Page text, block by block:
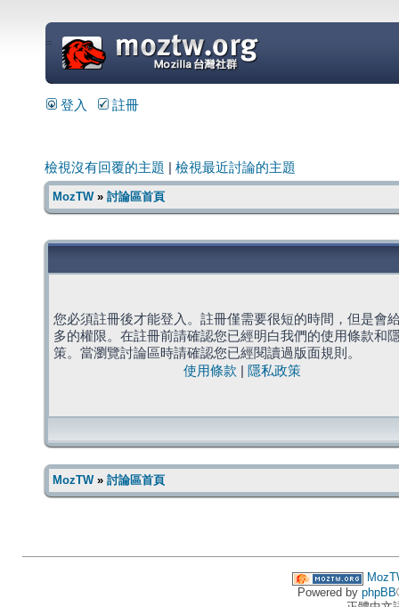
=
登入 註冊
檢視沒有回覆的主題 檢視最近討論的主題
MozTW» 討論區首頁
您必須註冊後才能登入。註冊僅需要很短的時間，但是會
多的權限。在註冊前請確認您已經明白我們的使用條款和
策。當瀏覽討論區時請確認您已經閱讀過版面規則。
使用條款
隱私政策
MozTW» 討論區首頁
Powered by phpBB